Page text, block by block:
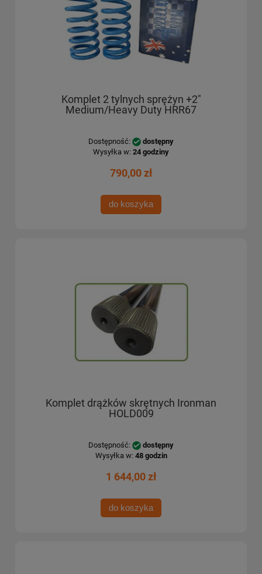
Komplet 2 tylnych sprężyn +2"
Medium/Heavy Duty HRR67
Dostępność:
dostępny
Wysyłka w: 24 godziny
790,00 zł
do koszyka
Komplet drążków skrętnych Ironman
HOLD009
Dostępność:
dostępny
Wysyłka w: 48 godzin
1 644,00 zł
do koszyka